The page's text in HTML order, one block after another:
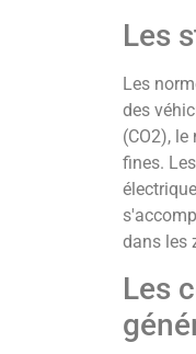
Les
Les
des
(CO2),
fines.
dans les
Les